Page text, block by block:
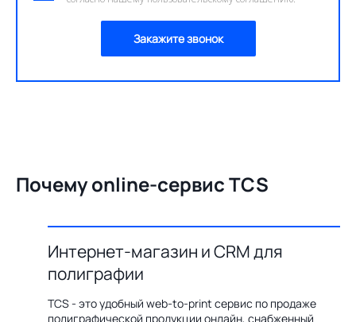
Закажите звонок
Почему online-сервис TCS
Интернет-магазин и CRM для
полиграфии
TCS - это удобный web-to-print сервис по продаже
полиграфической продукции онлайн, снабженный